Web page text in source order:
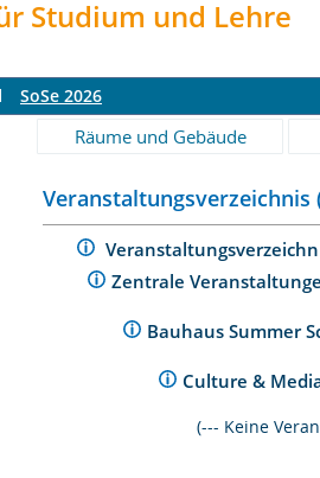
Studium und Lehre
SoSe 2026
Räume und Gebäude
Veranstaltungsverzeichnis
Zentrale
Bauhaus Summer
Culture &
(--- Keine